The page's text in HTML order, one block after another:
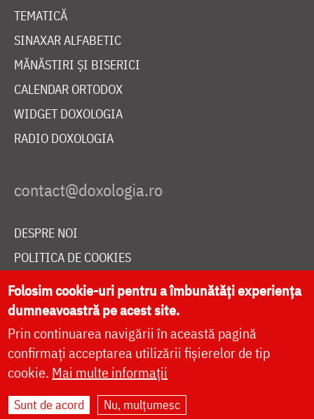
TEMATICĂ
SINAXAR ALFABETIC
MĂNĂSTIRI ȘI BISERICI
CALENDAR ORTODOX
WIDGET DOXOLOGIA
RADIO DOXOLOGIA
DESPRE NOI
POLITICA DE COOKIES
DONEAZĂ ONLINE PENTRU CATEDRALA NAȚIONALĂ
LIVE
Site dezvoltat deDOXOLOGIA MEDIA
Folosim cookie-uri pentru a îmbunătăți experiența
dumneavoastră pe acest site.
Prin continuarea navigării în această pagină
confirmați acceptarea utilizării fișierelor de tip
cookie. Mai multe informații
Sunt de acord Nu, mulțumesc